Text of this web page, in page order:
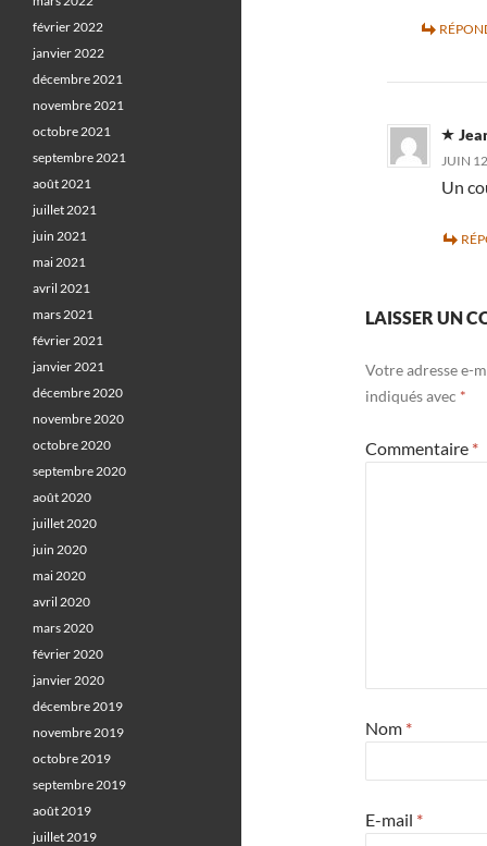
JUIN
Un
LAISSER UN
Votre adresse e-
indiqués avec *
Commentaire *
Nom *
E-mail *
février 2022
janvier 2022
décembre 2021
novembre 2021
octobre 2021
septembre 2021
août 2021
juillet 2021
juin 2021
mai 2021
avril 2021
mars 2021
février 2021
janvier 2021
décembre 2020
novembre 2020
octobre 2020
septembre 2020
août 2020
juillet 2020
juin 2020
mai 2020
avril 2020
mars 2020
février 2020
janvier 2020
décembre 2019
novembre 2019
octobre 2019
septembre 2019
août 2019
juillet 2019